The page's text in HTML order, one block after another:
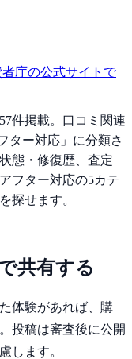
庁の公式サイトで
57件掲載。 口コミ関連
ター対応 」に分類さ
態・修復歴、査定
フター対応の5カテ
探せます。
共有する
体験があれば、 購
投稿は審査後に公開
します。